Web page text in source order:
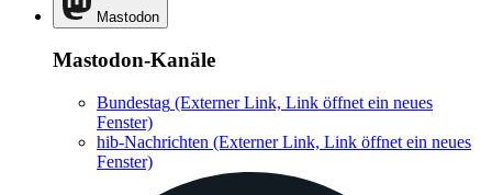
Mastodon
Mastodon-Kanäle
Bundestag (Externer Link, Link öffnet ein neues
Fenster)
hib-Nachrichten (Externer Link, Link öffnet ein neues
Fenster)